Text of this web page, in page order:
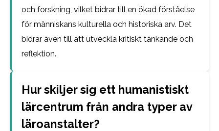
och forskning, vilket bidrar till en ökad förståelse
för människans kulturella och historiska arv. Det
bidrar även till att utveckla kritiskt tänkande och
reflektion.
Hur skiljer sig ett humanistiskt
lärcentrum från andra typer av
läroanstalter?